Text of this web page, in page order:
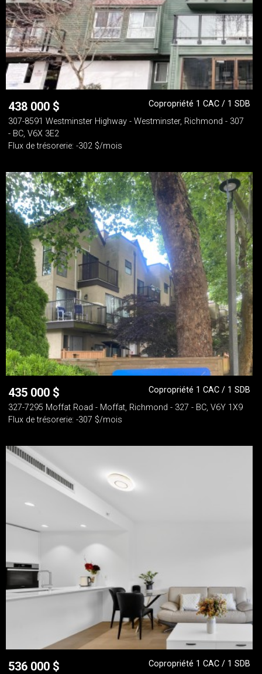
438 000 $
Copropriété 1 CAC / 1 SDB
307-8591 Westminster Highway - Westminster, Richmond - 307
- BC, V6X 3E2
Flux de trésorerie: -302 $/mois
435 000 $
Copropriété 1 CAC / 1 SDB
327-7295 Moffat Road - Moffat, Richmond - 327 - BC, V6Y 1X9
Flux de trésorerie: -307 $/mois
536 000 $
Copropriété 1 CAC / 1 SDB